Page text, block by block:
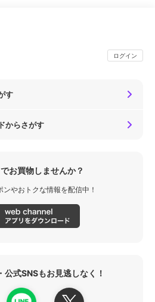
ログイン
す
からさがす
お買物しませんか？
ンやおトクな情報を配信中！
公式SNSもお見逃しなく！